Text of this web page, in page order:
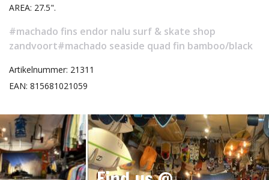
AREA: 27.5".
#machado fins endor nalu surf & skate shop
zandvoort#machado seaside quad fin bamboo/black
Artikelnummer: 21311
EAN: 815681021059